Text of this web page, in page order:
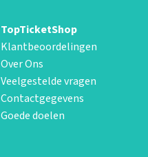
TopTicketShop
Klantbeoordelingen
Over Ons
Veelgestelde vragen
Contactgegevens
Goede doelen